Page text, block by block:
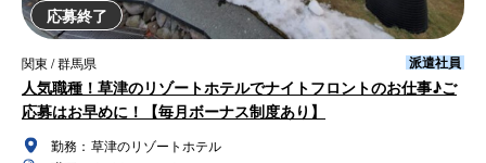
応募終了
関東 / 群馬県 派遣社員
人気職種！草津のリゾートホテルでナイトフロントのお仕事♪ご
応募はお早めに！【毎月ボーナス制度あり】
勤務： 草津のリゾートホテル